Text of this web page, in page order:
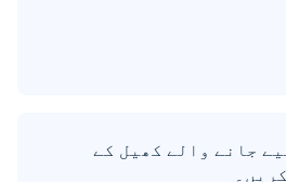
جانے والے کھیل کے